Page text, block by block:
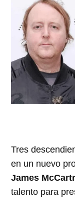
Tres
en un nuevo
James
talento para